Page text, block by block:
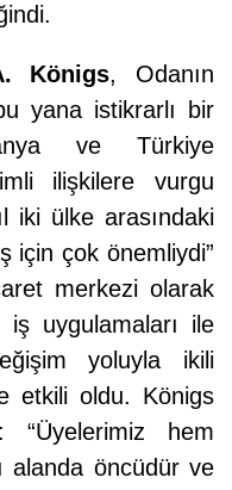
Königs, Odanın
yana istikrarlı bir
ve Türkiye
ilişkilere vurgu
iki ülke arasındaki
için çok önemliydi”
merkezi olarak
iş uygulamaları ile
yoluyla ikili
etkili oldu. Königs
“Üyelerimiz hem
alanda öncüdür ve